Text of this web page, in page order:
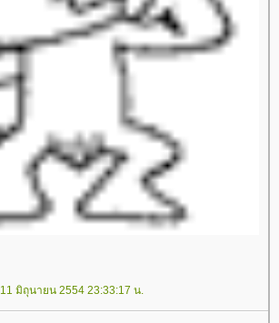
11 มิถุนายน 2554 23:33:17 น.